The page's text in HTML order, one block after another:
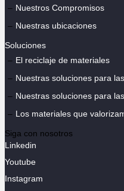
Nuestros Compromisos
Nuestras ubicaciones
Soluciones
El reciclaje de materiales
Nuestras soluciones para
Nuestras soluciones para
Los materiales que
Siga con nosotros
Linkedin
Youtube
Instagram